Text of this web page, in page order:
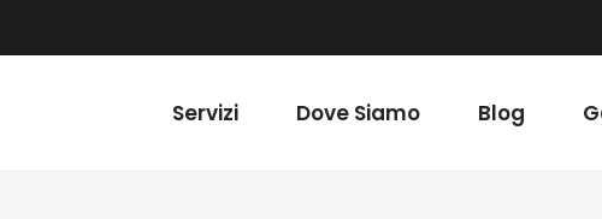
Servizi Dove Siamo Blog